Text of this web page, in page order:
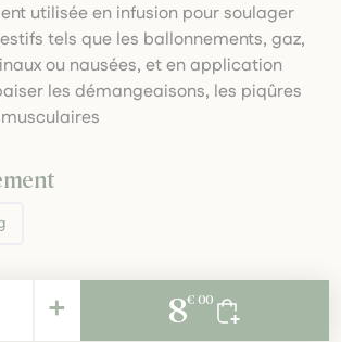
utilisée en infusion pour soulager
tels que les ballonnements, gaz,
ou nausées, et en application
les démangeaisons, les piqûres
+ 8€ 00